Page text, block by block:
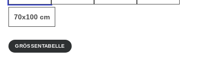
70x100 cm
GRÖSSENTABELLE